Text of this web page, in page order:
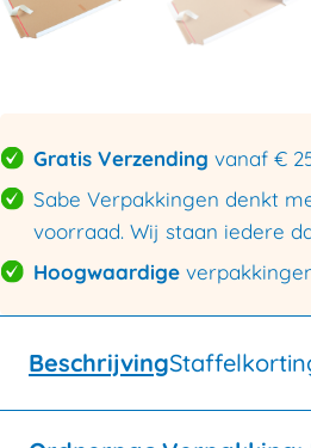
Gratis Verzending vanaf €
Sabe Verpakkingen denkt
voorraad. Wij staan iedere
Hoogwaardige
Beschrijving